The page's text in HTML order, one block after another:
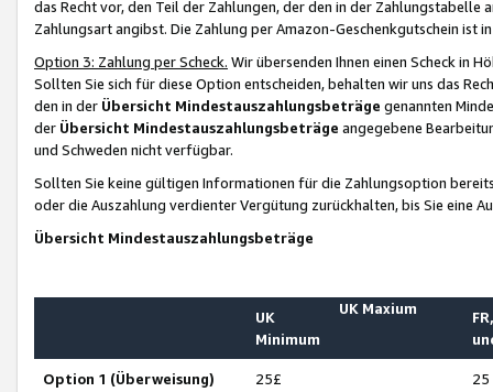
das Recht vor, den Teil der Zahlungen, der den in der
Zahlungsart angibst. Die Zahlung per Amazon-Geschenkgutschein ist
Option 3: Zahlung per Scheck. Wir übersenden Ihnen einen Scheck in
Sollten Sie sich für diese Option entscheiden, behalten wir uns das
den in der Übersicht Mindestauszahlungsbeträge genannten
der Übersicht Mindestauszahlungsbeträge angegebene
und Schweden nicht verfügbar.
Sollten Sie keine gültigen Informationen für die Zahlungsoption
oder die Auszahlung verdienter Vergütung zurückhalten, bis Sie
Übersicht Mindestauszahlungsbeträge
UK
Minimum
UK Maxium
Option 1 (Überweisung) 25£ 25